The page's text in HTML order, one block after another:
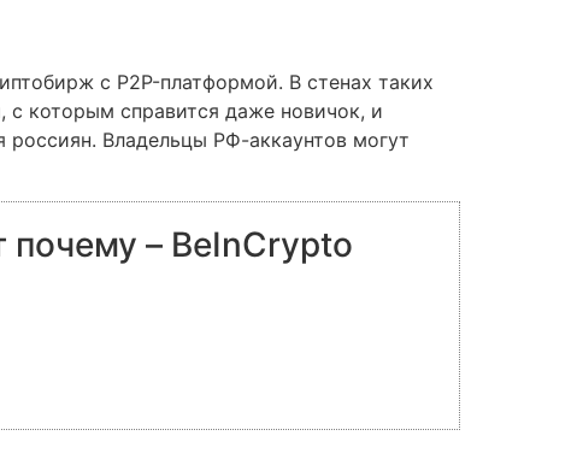
с P2P-платформой. В стенах таких
с которым справится даже новичок, и
Владельцы РФ-аккаунтов могут
– BeInCrypto